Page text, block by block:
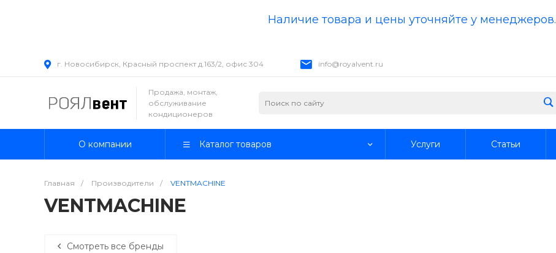
Наличие товара и цены уточняйте у менеджеров.
г. Новосибирск, Красный проспект д.163/2, офис 304 info@royalvent.ru
Продажа, монтаж,
обслуживание
кондиционеров
О компании Каталог товаров Услуги Статьи
Главная / Производители / VENTMACHINE
VENTMACHINE
Смотреть все бренды